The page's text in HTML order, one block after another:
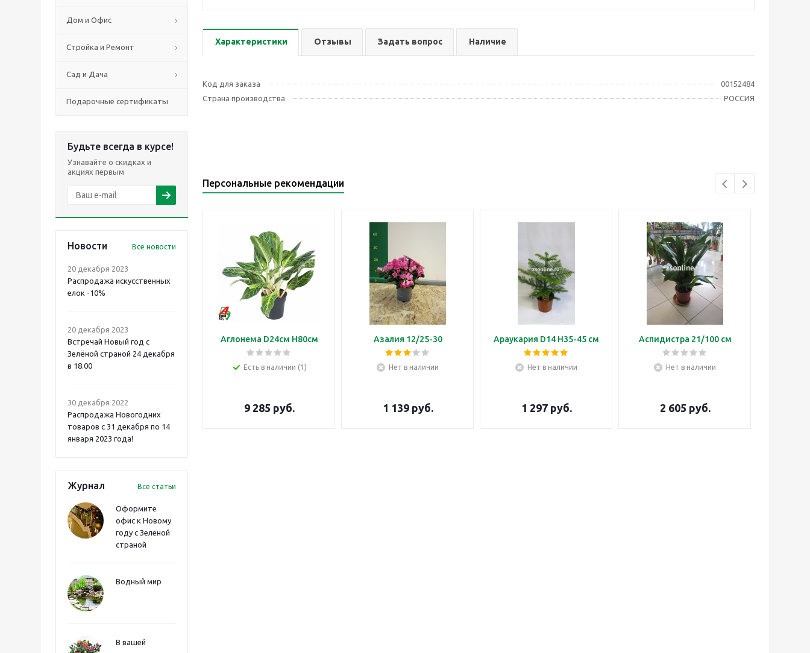
Дом и Офис
Стройка и Ремонт
Сад и Дача
Подарочные сертификаты
Будьте всегда в курсе!
Узнавайте о скидках и
акциях первым
Новости Все новости
20 декабря 2023
Распродажа искусственных
елок -10%
20 декабря 2023
Встречай Новый год с
Зелёной страной 24 декабря
в 18.00
30 декабря 2022
Распродажа Новогодних
товаров с 31 декабря по 14
января 2023 года!
Журнал Все статьи
Оформите
офис к Новому
году с Зеленой
страной
Водный мир
В вашей
Характеристики Отзывы Задать вопрос Наличие
Код для заказа
00152484
Страна производства
РОССИЯ
Персональные рекомендации
Аглонема D24см H80см
Есть в наличии (1)
9 285 руб.
Азалия 12/25-30
Нет в наличии
1 139руб.
Араукария D14 H35-45 см
Нет в наличии
1 297руб.
Аспидистра 21/100 см
Нет в наличии
2 605 руб.